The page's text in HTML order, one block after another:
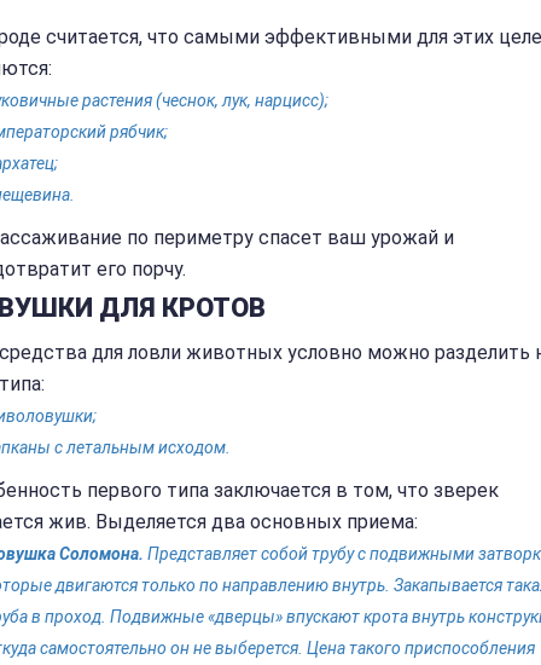
считается, что самыми эффективными для этих
растения (чеснок, лук, нарцисс);
рябчик;
по периметру спасет ваш урожай и
его порчу.
ДЛЯ КРОТОВ
для ловли животных условно можно разделить
с летальным исходом.
первого типа заключается в том, что зверек
жив. Выделяется два основных приема:
Соломона. Представляет собой трубу с подвижными
двигаются только по направлению внутрь. Закапывается
в проход. Подвижные «дверцы» впускают крота внутрь
самостоятельно он не выберется. Цена такого приспособления